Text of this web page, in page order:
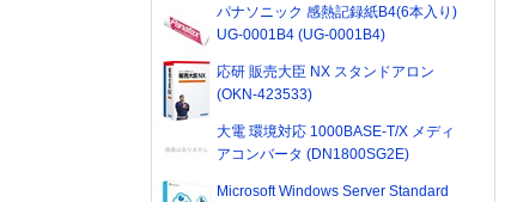
パナソニック 感熱記録紙B4(6本入り)
UG-0001B4 (UG-0001B4)
応研 販売大臣 NX スタンドアロン
(OKN-423533)
大電 環境対応 1000BASE-T/X メディ
アコンバータ (DN1800SG2E)
Microsoft Windows Server Standard